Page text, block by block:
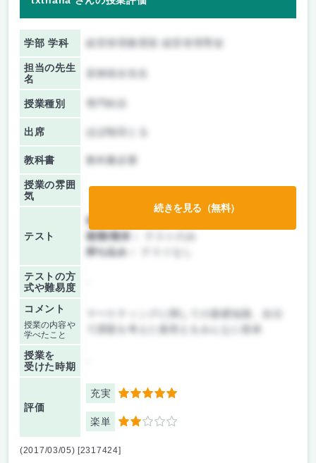
学部 学科
担当の先生
名
若林靖永先生
授業種別
出席 ほぼ毎回とる
教科書 教科書必要
授業の雰囲
気
テスト
前期/中間：
後期/期末：
持ち込み：
テストの方
式や難易度
コメント
授業の内容や
学べたこと
マーケティングに関しての基礎知識、自分
で課題を考えた後答えをみんなに発表
授業を
受けた時期
評価
充実 5
楽単 2
続きを見る（無料）
(2017/03/05) [2317424]